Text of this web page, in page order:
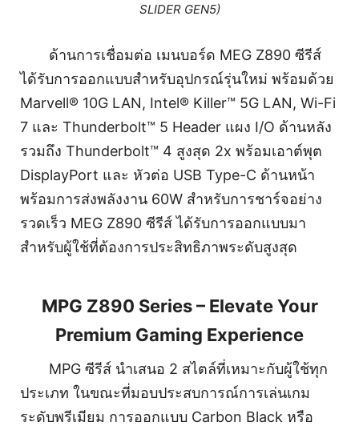
SLIDER GEN5)
ด้านการเชื่อมต่อ เมนบอร์ด MEG Z890 ซีรีส์
ได้รับการออกแบบสำหรับอุปกรณ์รุ่นใหม่ พร้อมด้วย
Marvell® 10G LAN, Intel® Killer™ 5G LAN, Wi-Fi
7 และ Thunderbolt™ 5 Header แผง I/O ด้านหลัง
รวมถึง Thunderbolt™ 4 สูงสุด 2x พร้อมเอาต์พุต
DisplayPort และ หัวต่อ USB Type-C ด้านหน้า
พร้อมการส่งพลังงาน 60W สำหรับการชาร์จอย่าง
รวดเร็ว MEG Z890 ซีรีส์ ได้รับการออกแบบมา
สำหรับผู้ใช้ที่ต้องการประสิทธิภาพระดับสูงสุด
MPG Z890 Series – Elevate Your
Premium Gaming Experience
MPG ซีรีส์ นำเสนอ 2 สไตล์ที่เหมาะกับผู้ใช้ทุก
ประเภท ในขณะที่มอบประสบการณ์การเล่นเกม
ระดับพรีเมียม การออกแบบ Carbon Black หรือ